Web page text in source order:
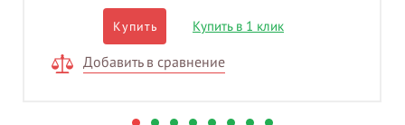
Купить Купить в 1 клик
Добавить в сравнение